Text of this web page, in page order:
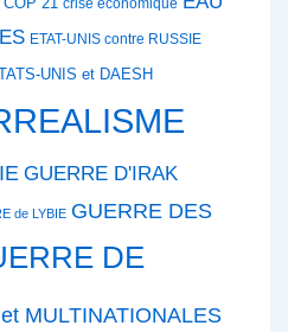
crise économique
ETAT-UNIS contre RUSSIE
UNIS et DAESH
GUERRE D'IRAK
de LYBIE GUERRE DES
DE
MULTINATIONALES